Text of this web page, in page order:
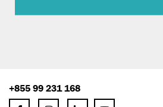
+855 99 231 168